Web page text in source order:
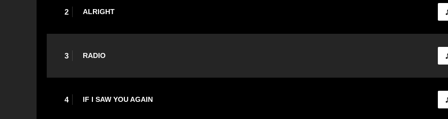
2 ALRIGHT
3 RADIO
4 IF I SAW YOU AGAIN